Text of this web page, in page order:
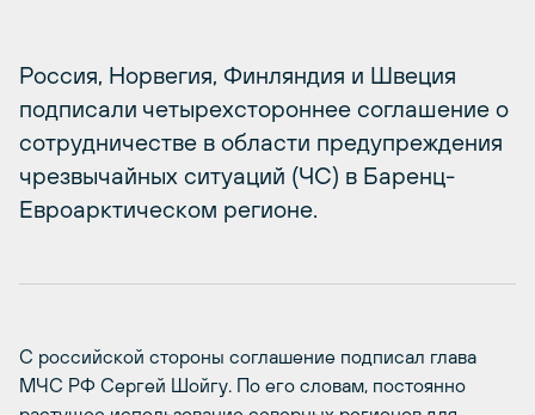
Россия, Норвегия, Финляндия и Швеция
подписали четырехстороннее соглашение о
сотрудничестве в области предупреждения
чрезвычайных ситуаций (ЧС) в Баренц-
Евроарктическом регионе.
С российской стороны соглашение подписал глава
МЧС РФ Сергей Шойгу. По его словам, постоянно